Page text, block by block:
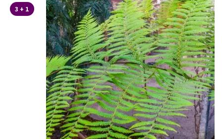
1 + 3